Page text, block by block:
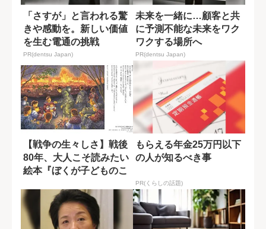
「さすが」と言われる驚
きや感動を。新しい価値
を生む電通の挑戦
PR(dentsu Japan)
未来を一緒に…顧客と共
に予測不能な未来をワク
ワクする場所へ
PR(dentsu Japan)
【戦争の生々しさ】戦後
80年、大人こそ読みたい
絵本『ぼくが子どものこ
もらえる年金25万円以下
の人が知るべき事
PR(くらしの話題)